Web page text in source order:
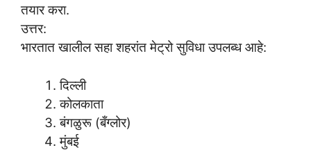
तयार करा.
उत्तर:
भारतात खालील सहा शहरांत मेट्रो सुविधा उपलब्ध आहे:
दिल्ली
कोलकाता
बंगळुरू (बँग्लोर)
मुंबई